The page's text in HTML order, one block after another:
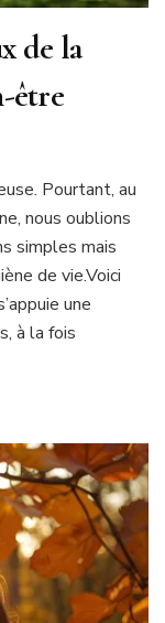
de la
être
Pourtant, au
nous oublions
simples mais
de vie.Voici
une
à la fois